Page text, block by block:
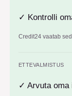
✓ Kontrolli
Credit24 vaatab
ETTEVALMISTUS
✓ Arvuta oma